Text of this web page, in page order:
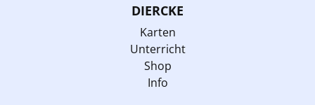
DIERCKE
Karten
Unterricht
Shop
Info